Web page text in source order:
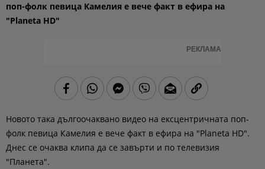
поп-фолк певица Камелия е вече факт в ефира на
"Planeta HD"
РЕКЛАМА
Новото така дългоочаквано видео на ексцентричната поп-
фолк певица Камелия е вече факт в ефира на "Planeta HD".
Днес се очаква клипа да се завърти и по телевизия
"Планета".